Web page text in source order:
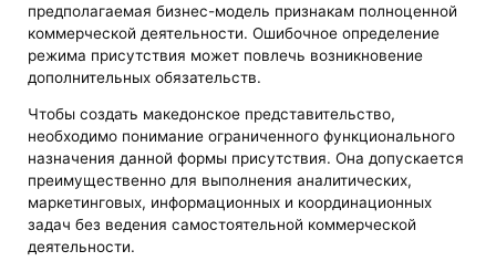
предполагаемая бизнес-модель признакам полноценной
коммерческой деятельности. Ошибочное определение
режима присутствия может повлечь возникновение
дополнительных обязательств.
Чтобы создать македонское представительство,
необходимо понимание ограниченного функционального
назначения данной формы присутствия. Она допускается
преимущественно для выполнения аналитических,
маркетинговых, информационных и координационных
задач без ведения самостоятельной коммерческой
деятельности.